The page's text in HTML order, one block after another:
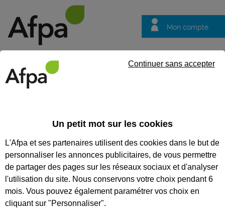
Mon compte
questions
Fil info
Refus sur
Parcoursup : et si ta
rentrée n’était pas
perdue ?
Un petit mot sur les cookies
L'Afpa et ses partenaires utilisent des cookies dans le but de
personnaliser les annonces publicitaires, de vous permettre
de partager des pages sur les réseaux sociaux et d'analyser
l'utilisation du site. Nous conservons votre choix pendant 6
mois. Vous pouvez également paramétrer vos choix en
cliquant sur "Personnaliser".
Continuer sans accepter